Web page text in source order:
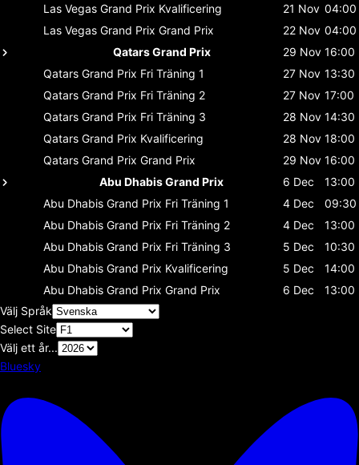
Las Vegas Grand Prix Kvalificering 21 Nov 04:00
Las Vegas Grand Prix Grand Prix 22 Nov 04:00
Qatars Grand Prix
29 Nov 16:00
Qatars Grand Prix Fri Träning 1 27 Nov 13:30
Qatars Grand Prix Fri Träning 2 27 Nov 17:00
Qatars Grand Prix Fri Träning 3 28 Nov 14:30
Qatars Grand Prix Kvalificering 28 Nov 18:00
Qatars Grand Prix Grand Prix 29 Nov 16:00
Abu Dhabis Grand Prix
6 Dec
13:00
Abu Dhabis Grand Prix Fri Träning 1 4 Dec
09:30
Abu Dhabis Grand Prix Fri Träning 2 4 Dec
13:00
Abu Dhabis Grand Prix Fri Träning 3 5 Dec
10:30
Abu Dhabis Grand Prix Kvalificering 5 Dec
14:00
Abu Dhabis Grand Prix Grand Prix 6 Dec
13:00
Välj Språk
Select Site
Välj ett år...
Bluesky